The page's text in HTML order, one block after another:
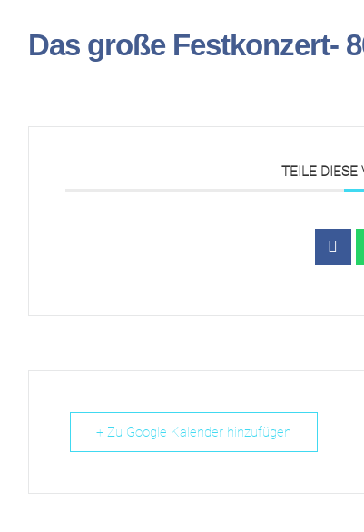
Das große Festkonzert-
TEILE DIESE
+ Zu Google Kalender hinzufügen